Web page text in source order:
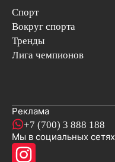
Спорт
Вокруг спорта
Тренды
Лига чемпионов
Реклама
+7 (700) 3 888 188
Мы в социальных сетях